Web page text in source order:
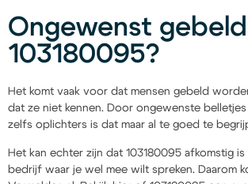
Ongewenst
103180095?
Het komt vaak voor dat mensen gebeld
dat ze niet kennen. Door ongewenste
zelfs oplichters is dat maar al te goed te
Het kan echter zijn dat 103180095 afkomstig
bedrijf waar je wel mee wilt spreken. Daarom